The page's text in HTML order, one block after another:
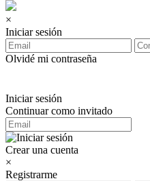
×
Iniciar sesión
Olvidé mi contraseña
Iniciar sesión
Continuar como invitado
Crear una cuenta
×
Registrarme